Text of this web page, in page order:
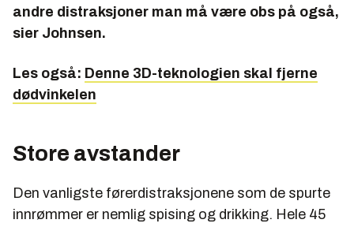
andre distraksjoner man må være obs på også,
sier Johnsen.
Les også: Denne 3D-teknologien skal fjerne
dødvinkelen
Store avstander
Den vanligste førerdistraksjonene som de spurte
innrømmer er nemlig spising og drikking. Hele 45